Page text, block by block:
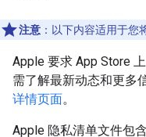
注意 ：以下内容适用于您
Apple 要求 App Store
需了解最新动态和更多
详情页面。
Apple 隐私清单文件包